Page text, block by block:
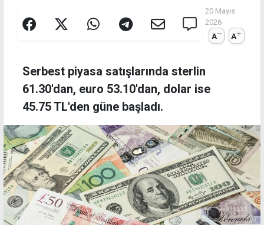
20 Mayıs
2026
A
A
Serbest piyasa satışlarında sterlin
61.30'dan, euro 53.10'dan, dolar ise
45.75 TL'den güne başladı.